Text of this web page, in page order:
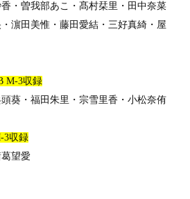
・曽我部あこ・髙村栞里・田中奈菜
濵田美惟・藤田愛結・三好真綺・屋
M-3収録
葵・福田朱里・宗雪里香・小松奈侑
3収録
望愛